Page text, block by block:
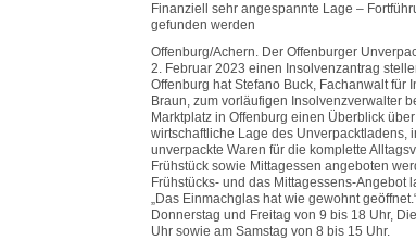
Finanziell sehr angespannte Lage –
gefunden werden
Offenburg/Achern. Der Offenburger
2. Februar 2023 einen Insolvenzantrag
Offenburg hat Stefano Buck, Fachanwalt für
Braun, zum vorläufigen Insolvenzverwalter
Marktplatz in Offenburg einen Überblick
wirtschaftliche Lage des Unverpacktladens,
unverpackte Waren für die komplette
Frühstück sowie Mittagessen angeboten
Frühstücks- und das Mittagessens-Angebot
„Das Einmachglas hat wie gewohnt
Donnerstag und Freitag von 9 bis 18 Uhr,
Uhr sowie am Samstag von 8 bis 15 Uhr.